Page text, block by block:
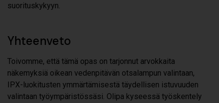
suorituskykyyn.
Yhteenveto
Toivomme, että tämä opas on tarjonnut arvokkaita
näkemyksiä oikean vedenpitävän otsalampun valintaan,
IPX-luokitusten ymmärtämisestä täydellisen istuvuuden
valintaan työympäristössäsi. Olipa kyseessä työskentely